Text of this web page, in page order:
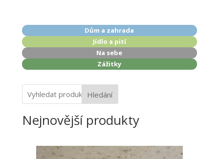
Dům a zahrada
Jídlo a pití
Na sebe
Zážitky
Hledání
Nejnovější produkty